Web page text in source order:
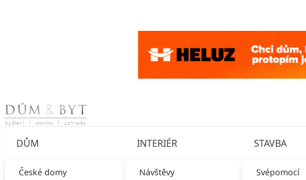
Skip to content
DŮM
České domy
INTERIÉR
Návštěvy
STAVBA
Svépomocí